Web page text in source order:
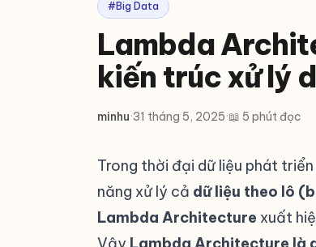
#Big Data
Lambda
kiến trúc xử lý
minhu·31 tháng 5, 2025·📖 5 phút đọc
Trong thời đại dữ liệu phát
năng xử lý cả dữ liệu theo lô
Lambda Architecture xuất